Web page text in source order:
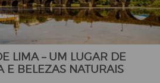
LIMA – UM LUGAR DE
E BELEZAS NATURAIS